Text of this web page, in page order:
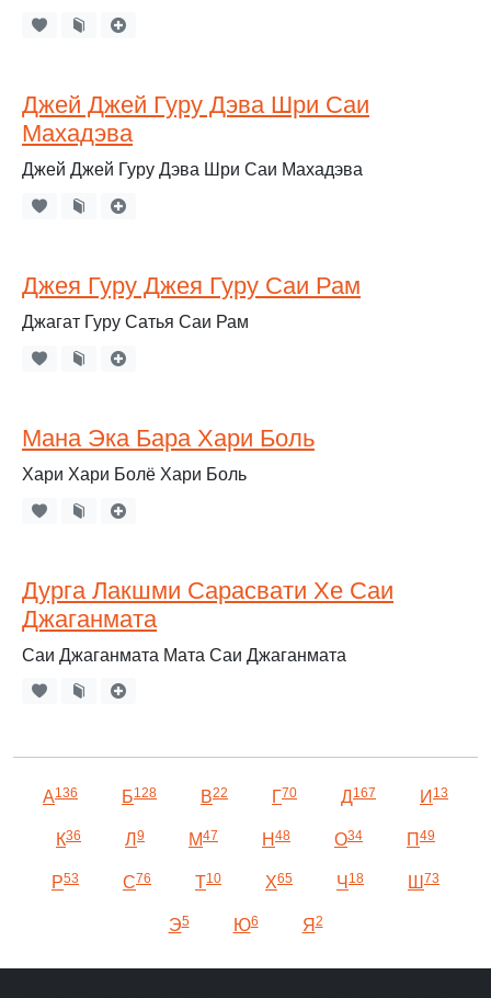
Джей Джей Гуру Дэва Шри Саи
Махадэва
Джей Джей Гуру Дэва Шри Саи Махадэва
Джея Гуру Джея Гуру Саи Рам
Джагат Гуру Сатья Саи Рам
Мана Эка Бара Хари Боль
Хари Хари Болё Хари Боль
Дурга Лакшми Сарасвати Хе Саи
Джаганмата
Саи Джаганмата Мата Саи Джаганмата
А136 Б128 В22 Г70 Д167 И 13
К36 Л 9 М47 Н 48 О34 П 49
Р53 С76 Т10 Х65 Ч 18 Ш 73
Э5 Ю6 Я2